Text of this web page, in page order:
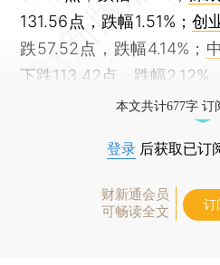
131.56点，跌幅1.51%； 创
跌57.52点，跌幅4.14%；
下跌113.42点，跌幅2.12%。
本文共计677字 订
登录 后获取已订
财新通会员
可畅读全文
订